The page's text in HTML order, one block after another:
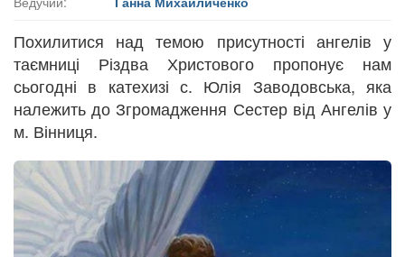
Похилитися над темою присутності ангелів у
таємниці Різдва Христового пропонує нам
сьогодні в катехизі с. Юлія Заводовська, яка
належить до Згромадження Сестер від Ангелів у
м. Вінниця.